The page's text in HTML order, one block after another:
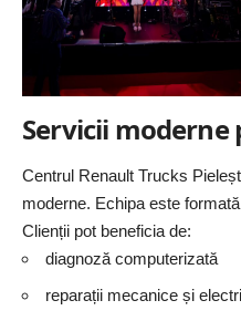
Servicii
Centrul Renault Trucks
moderne. Echipa este
Clienții pot beneficia de:
diagnoză computerizată
reparații mecanice și